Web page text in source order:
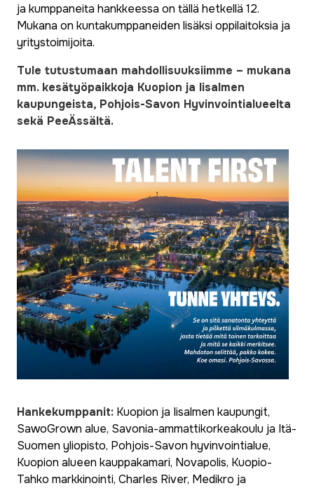
ja kumppaneita hankkeessa on tällä hetkellä 12.
Mukana on kuntakumppaneiden lisäksi oppilaitoksia ja
yritystoimijoita.
Tule tutustumaan mahdollisuuksiimme – mukana
mm. kesätyöpaikkoja Kuopion ja Iisalmen
kaupungeista, Pohjois-Savon Hyvinvointialueelta
sekä PeeÄssältä.
Hankekumppanit: Kuopion ja Iisalmen kaupungit,
SawoGrown alue, Savonia-ammattikorkeakoulu ja Itä-
Suomen yliopisto, Pohjois-Savon hyvinvointialue,
Kuopion alueen kauppakamari, Novapolis, Kuopio-
Tahko markkinointi, Charles River, Medikro ja